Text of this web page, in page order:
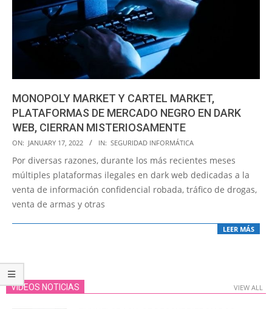
MONOPOLY MARKET Y CARTEL MARKET,
PLATAFORMAS DE MERCADO NEGRO EN DARK
WEB, CIERRAN MISTERIOSAMENTE
2022-
01-
ON: JANUARY 17, 2022 IN: SEGURIDAD INFORMÁTICA
Por diversas razones, durante los más recientes meses
múltiples plataformas ilegales en dark web dedicadas a la
venta de información confidencial robada, tráfico de drogas,
venta de armas y otras
LEER MÁS
VIDEOS NOTICIAS VIEW ALL